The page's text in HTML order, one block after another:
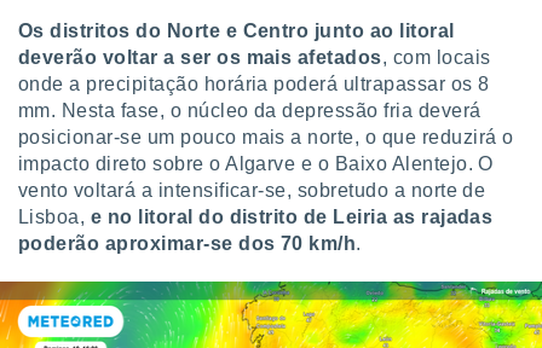
através
de
Os distritos do Norte e Centro junto ao litoral
deverão voltar a ser os mais afetados, com locais
onde a precipitação horária poderá ultrapassar os 8
mm. Nesta fase, o núcleo da depressão fria deverá
posicionar-se um pouco mais a norte, o que reduzirá o
impacto direto sobre o Algarve e o Baixo Alentejo. O
vento voltará a intensificar-se, sobretudo a norte de
Lisboa, e no litoral do distrito de Leiria as rajadas
poderão aproximar-se dos 70 km/h.